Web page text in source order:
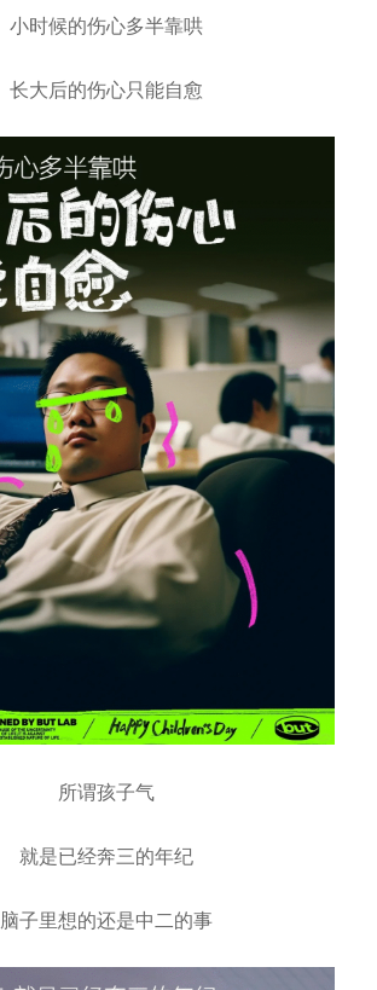
小时候的伤心多半靠哄
长大后的伤心只能自愈
所谓孩子气
就是已经奔三的年纪
脑子里想的还是中二的事